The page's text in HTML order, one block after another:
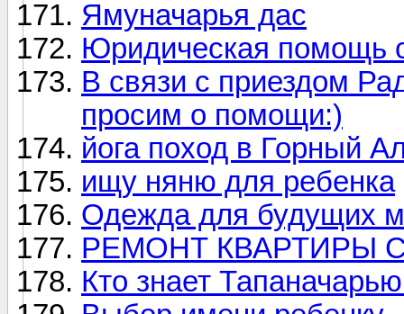
Ямуначарья дас
Юридическая помощь
В связи с приездом
просим о помощи:)
йога поход в Горный
ищу няню для ребенка
Одежда для будущих
РЕМОНТ КВАРТИРЫ
Кто знает